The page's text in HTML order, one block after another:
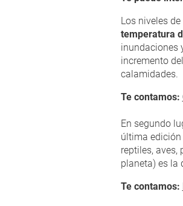
Los niveles
temperatura
inundaciones
incremento
calamidades.
Te contamos:
En segundo
última edición
reptiles, aves,
planeta) es la
Te contamos: